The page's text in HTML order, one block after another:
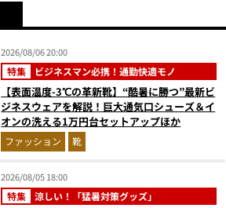
2026/08/06 20:00
特集 ビジネスマン必携！通勤快適モノ
【表面温度-3℃の革新靴】“酷暑に勝つ”最新ビ
ジネスウェアを解説！巨大通気口シューズ＆イ
オンの洗える1万円台セットアップほか
ファッション 靴
2026/08/05 18:00
特集 涼しい！「猛暑対策グッズ」